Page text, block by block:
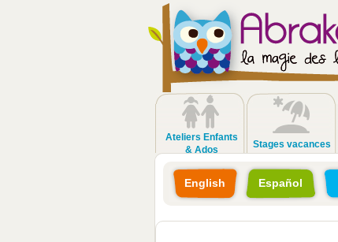
Ateliers Enfants
& Ados
Stages vacances
English Español